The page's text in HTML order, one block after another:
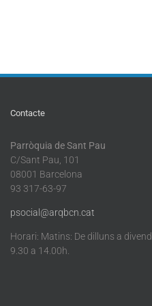
Contacte
Parròquia de Sant Pau
C/Sant Pau, 101
08001 Barcelona
93 317-63-97
psocial@arqbcn.cat
Horari: Matins: De dilluns a
9.30 a 14.00h.